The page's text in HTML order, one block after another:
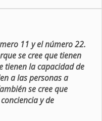
11 y el número 22.
se cree que tienen
tienen la capacidad de
a las personas a
se cree que
y de